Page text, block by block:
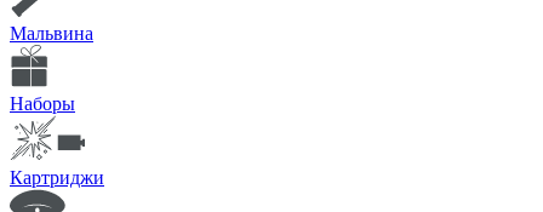
Мальвина
Наборы
Картриджи